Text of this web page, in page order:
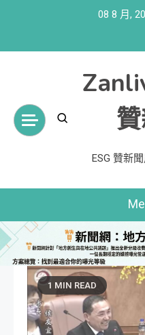
08 8 月,
ESG 贊新
1 MIN READ